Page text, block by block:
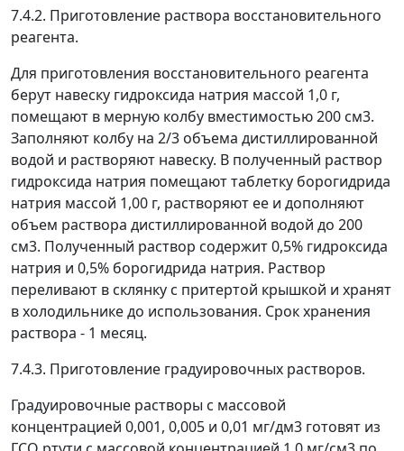
7.4.2. Приготовление раствора восстановительного
реагента.
Для приготовления восстановительного реагента
берут навеску гидроксида натрия массой 1,0 г,
помещают в мерную колбу вместимостью 200 см3.
Заполняют колбу на 2/3 объема дистиллированной
водой и растворяют навеску. В полученный раствор
гидроксида натрия помещают таблетку борогидрида
натрия массой 1,00 г, растворяют ее и дополняют
объем раствора дистиллированной водой до 200
см3. Полученный раствор содержит 0,5% гидроксида
натрия и 0,5% борогидрида натрия. Раствор
переливают в склянку с притертой крышкой и хранят
в холодильнике до использования. Срок хранения
раствора - 1 месяц.
7.4.3. Приготовление градуировочных растворов.
Градуировочные растворы с массовой
концентрацией 0,001, 0,005 и 0,01 мг/дм3 готовят из